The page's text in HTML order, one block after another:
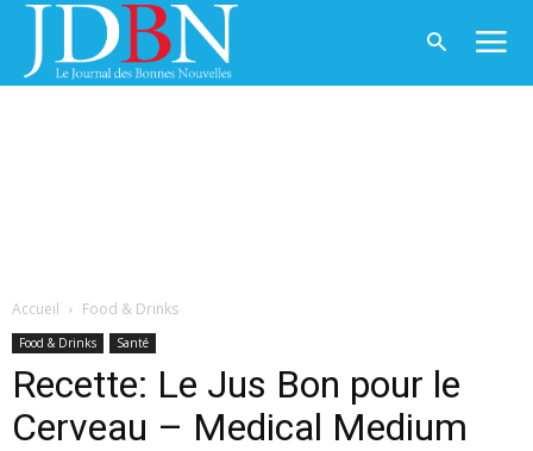
Accueil Food & Drinks
Food & Drinks Santé
Recette: Le Jus Bon pour le
Cerveau – Medical Medium